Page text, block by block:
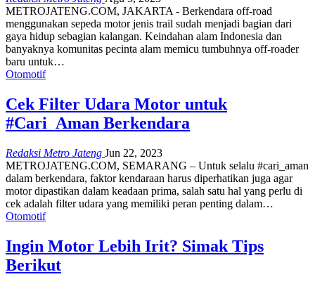
METROJATENG.COM, JAKARTA - Berkendara off-road
menggunakan sepeda motor jenis trail sudah menjadi bagian dari
gaya hidup sebagian kalangan. Keindahan alam Indonesia dan
banyaknya komunitas pecinta alam memicu tumbuhnya off-roader
baru untuk…
Otomotif
Cek Filter Udara Motor untuk
#Cari_Aman Berkendara
Redaksi Metro Jateng Jun 22, 2023
METROJATENG.COM, SEMARANG – Untuk selalu #cari_aman
dalam berkendara, faktor kendaraan harus diperhatikan juga agar
motor dipastikan dalam keadaan prima, salah satu hal yang perlu di
cek adalah filter udara yang memiliki peran penting dalam…
Otomotif
Ingin Motor Lebih Irit? Simak Tips
Berikut